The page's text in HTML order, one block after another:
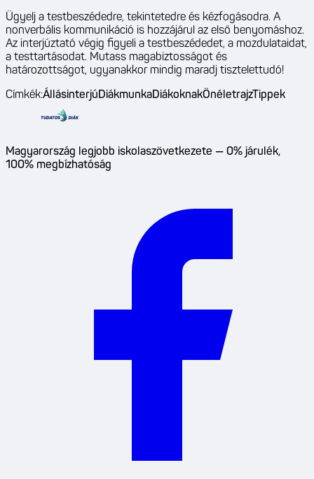
Ügyelj a testbeszédedre, tekintetedre és kézfogásodra. A
nonverbális kommunikáció is hozzájárul az első benyomáshoz.
Az interjúztató végig figyeli a testbeszédedet, a mozdulataidat,
a testtartásodat. Mutass magabiztosságot és
határozottságot, ugyanakkor mindig maradj tisztelettudó!
Címkék:ÁllásinterjúDiákmunkaDiákoknakÖnéletrajzTippek
Magyarország legjobb iskolaszövetkezete — 0% járulék,
100% megbízhatóság